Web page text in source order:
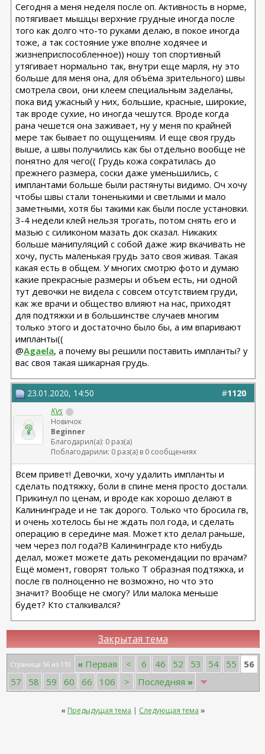
Сегодня а меня неделя после оп. Активность в норме,
потягивает мышцы верхние грудные иногда после
того как долго что-то руками делаю, в покое иногда
тоже, а так состояние уже вполне ходячее и
жизнеприспособленное)) ношу топ спортивный
утягивает нормально так, внутри еще марля, ну это
больше для меня она, для объёма зрительного) швы
смотрела свои, они клеем специальным заделаны,
пока вид ужасный у них, большие, красные, широкие,
так вроде сухие, но иногда чешутся. Вроде когда
рана чешется она заживает, ну у меня по крайней
мере так бывает по ощущениям. И еще своя грудь
выше, а швы получились как бы отдельно вообще не
понятно для чего(( Грудь кожа сократилась до
прежнего размера, соски даже уменьшились, с
имплантами больше были растянуты видимо. Оч хочу
чтобы швы стали тоненькими и светлыми и мало
заметными, хотя бы такими как были после установки.
3-4 недели клей нельзя трогать, потом снять его и
мазью с силиконом мазать док сказал. Никаких
больше манипуляций с собой даже жир вкачивать не
хочу, пусть маленькая грудь зато своя живая. Такая
какая есть в общем. У многих смотрю фото и думаю
какие прекрасные размеры и объем есть, ни одной
тут девочки не видела с совсем отсутствием груди,
как же врачи и общество влияют на нас, приходят
для подтяжки и в большинстве случаев многим
только этого и достаточно было бы, а им впаривают
импланты((
@Agaela, а почему вы решили поставить импланты? у
вас своя такая шикарная грудь.
#1120
23.01.2020, 14:50
Kvs
Новичок
Beginner
Благодарил(а): 0 раз(а)
Поблагодарили: 0 раз(а) в 0 сообщениях
Всем привет! Девочки, хочу удалить импланты и
сделать подтяжку, боли в спине меня просто достали.
Прикинул по ценам, и вроде как хорошо делают в
Калининграде и не так дорого. Только что бросила гв,
и очень хотелось бы не ждать пол года, и сделать
операцию в середине мая. Может кто делал раньше,
чем через пол года?В Калининграде кто нибудь
делал, может можете дать рекомендации по врачам?
Ещё момент, говорят только Т образная подтяжка, и
после гв полноценно не возможно, но что это
значит? Вообще не смогу? Или малока меньше
будет? Кто сталкивался?
Закрытая тема
Страница 56 из 110 « Первая < 6 46 52 53 54 55
56
57
58 59 60 66 106 > Последняя »
« Предыдущая тема | Следующая тема »